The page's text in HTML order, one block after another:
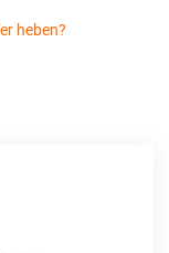
heben?